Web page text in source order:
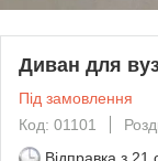
Диван для
Під замовлення
Код: 01101
Відправка з 21